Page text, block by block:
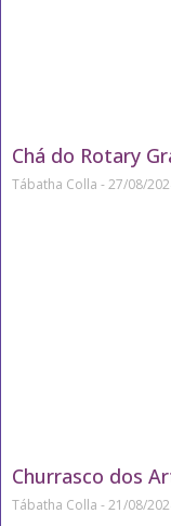
Chá do Rotary
Tábatha Colla 27/08/
Churrasco dos
Tábatha Colla 21/08/